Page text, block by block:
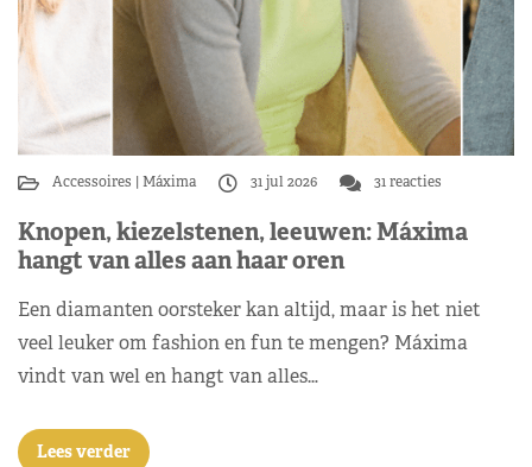
Accessoires Máxima 31 jul 2026 31 reacties
Knopen, kiezelstenen, leeuwen: Máxima
hangt van alles aan haar oren
Een diamanten oorsteker kan altijd, maar is het niet
veel leuker om fashion en fun te mengen? Máxima
vindt van wel en hangt van alles…
Lees verder